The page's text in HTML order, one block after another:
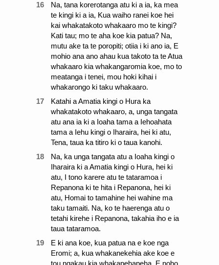
16
Na, tana korerotanga atu ki a ia, ka mea
te kingi ki a ia, Kua waiho ranei koe hei
kai whakatakoto whakaaro mo te kingi?
Kati tau; mo te aha koe kia patua? Na,
mutu ake ta te poropiti; otiia i ki ano ia, E
mohio ana ano ahau kua takoto ta te Atua
whakaaro kia whakangaromia koe, mo to
meatanga i tenei, mou hoki kihai i
whakarongo ki taku whakaaro.
17
Katahi a Amatia kingi o Hura ka
whakatakoto whakaaro, a, unga tangata
atu ana ia ki a Ioaha tama a Iehoahata
tama a Iehu kingi o Iharaira, hei ki atu,
Tena, taua ka titiro ki o taua kanohi.
18
Na, ka unga tangata atu a Ioaha kingi o
Iharaira ki a Amatia kingi o Hura, hei ki
atu, I tono karere atu te tataramoa i
Repanona ki te hita i Repanona, hei ki
atu, Homai to tamahine hei wahine ma
taku tamaiti. Na, ko te haerenga atu o
tetahi kirehe i Repanona, takahia iho e ia
taua tataramoa.
19
E ki ana koe, kua patua na e koe nga
Eromi; a, kua whakanekehia ake koe e
tou ngakau kia whakapehapeha. E noho